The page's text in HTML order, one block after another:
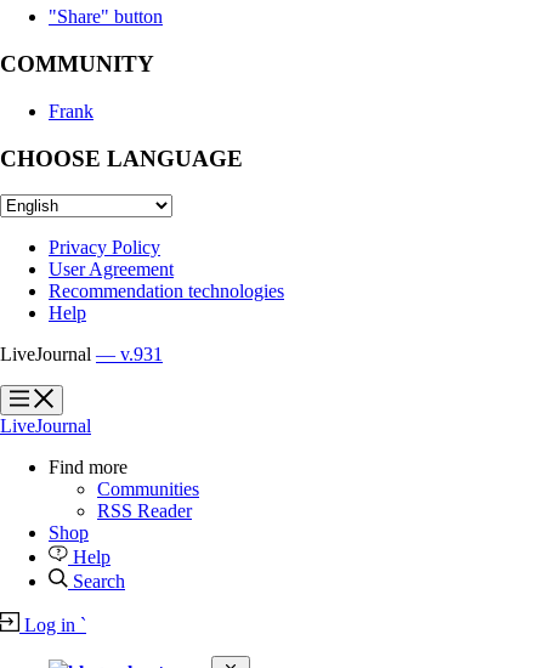
"Share" button
COMMUNITY
Frank
CHOOSE LANGUAGE
Privacy Policy
User Agreement
Recommendation technologies
Help
LiveJournal — v.931
?
?
LiveJournal
Find more
Communities
RSS Reader
Shop
Help
Search
Log in `